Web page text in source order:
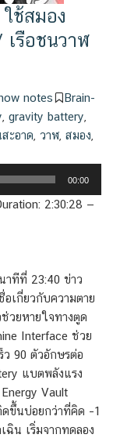
ช้สมอง
รือชนวาฬ
notes
Brain-
gravity battery
ะอาด วาฬ สมอง
00:00
2:30:28 —
าทีที่ 23:40 ข่าว
เกี่ยวกับความตาย
ช่วยหายใจทางตูด
Interface ช่วย
90 ตัวอักษรต่อ
แบตพลังแรง
Energy Vault
ขึ้นบ่อยกว่าที่คิด –1
ฉิน เริ่มจากทดลอง